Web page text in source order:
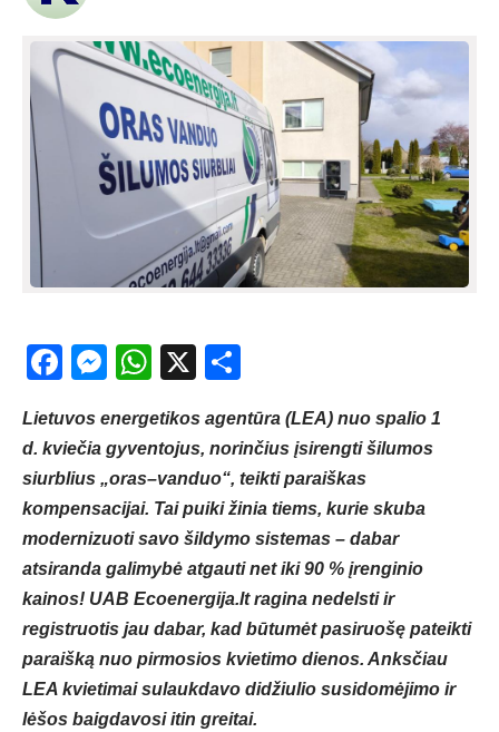
Facebook
Messenger
WhatsApp
X
Lietuvos energetikos agentūra (LEA) nuo spalio 1
d. kviečia gyventojus, norinčius įsirengti šilumos
siurblius „oras–vanduo“, teikti paraiškas
kompensacijai. Tai puiki žinia tiems, kurie skuba
modernizuoti savo šildymo sistemas – dabar
atsiranda galimybė atgauti net iki 90 % įrenginio
kainos! UAB Ecoenergija.lt ragina nedelsti ir
registruotis jau dabar, kad būtumėt pasiruošę pateikti
paraišką nuo pirmosios kvietimo dienos. Anksčiau
LEA kvietimai sulaukdavo didžiulio susidomėjimo ir
lėšos baigdavosi itin greitai.